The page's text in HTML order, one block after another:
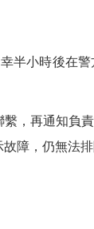
半小時後在
，再通知負
障，仍無法排